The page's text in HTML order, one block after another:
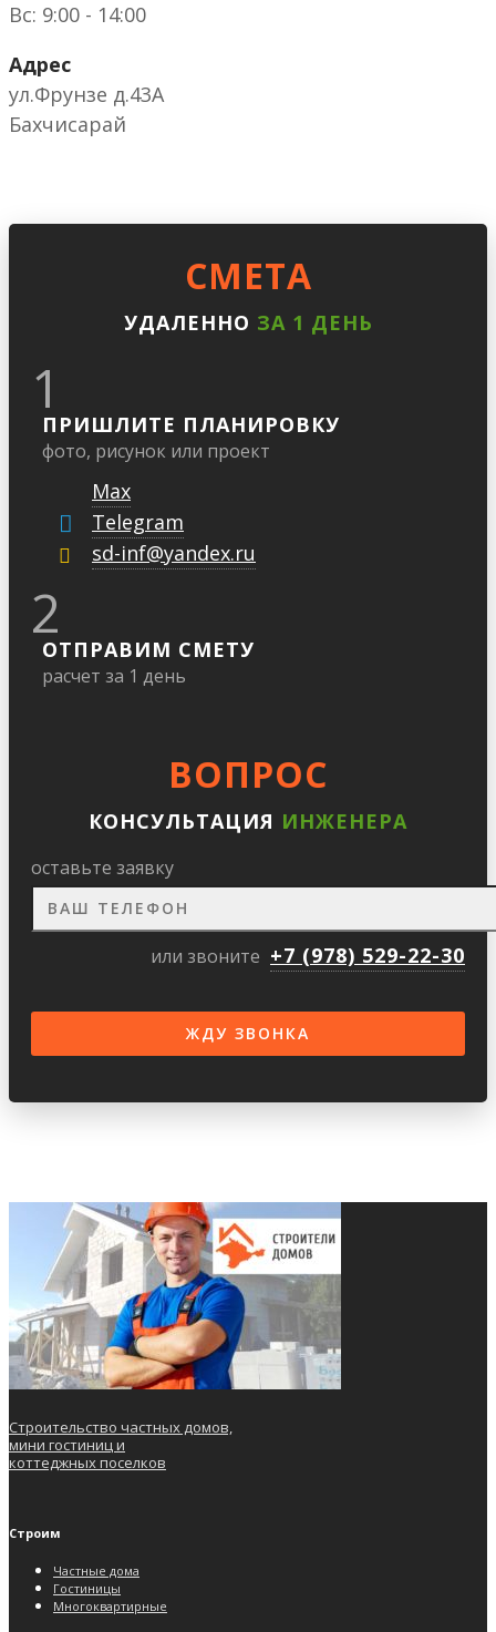
Вс: 9:00 - 14:00
Адрес
ул.Фрунзе д.43А
Бахчисарай
CМЕТА
УДАЛЕННО ЗА 1 ДЕНЬ
1
ПРИШЛИТЕ ПЛАНИРОВКУ
фото, рисунок или проект
Max
Telegram
sd-inf@yandex.ru
2
ОТПРАВИМ СМЕТУ
расчет за 1 день
ВОПРОС
КОНСУЛЬТАЦИЯ ИНЖЕНЕРА
оставьте заявку
или звоните +7 (978) 529-22-30
Строительство частных домов,
мини гостиниц и
коттеджных поселков
Строим
Частные дома
Гостиницы
Многоквартирные